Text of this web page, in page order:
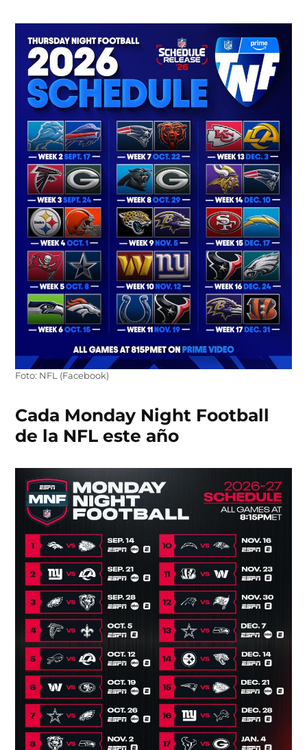
Foto: NFL (Facebook)
Cada Monday Night Football
de la NFL este año